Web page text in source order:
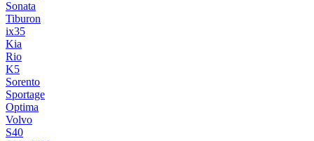
Sonata
Tiburon
ix35
Kia
Rio
K5
Sorento
Sportage
Optima
Volvo
S40